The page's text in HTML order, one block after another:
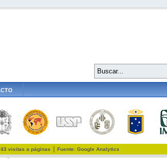
visitas a páginas ║ Fuente: Google Analytics